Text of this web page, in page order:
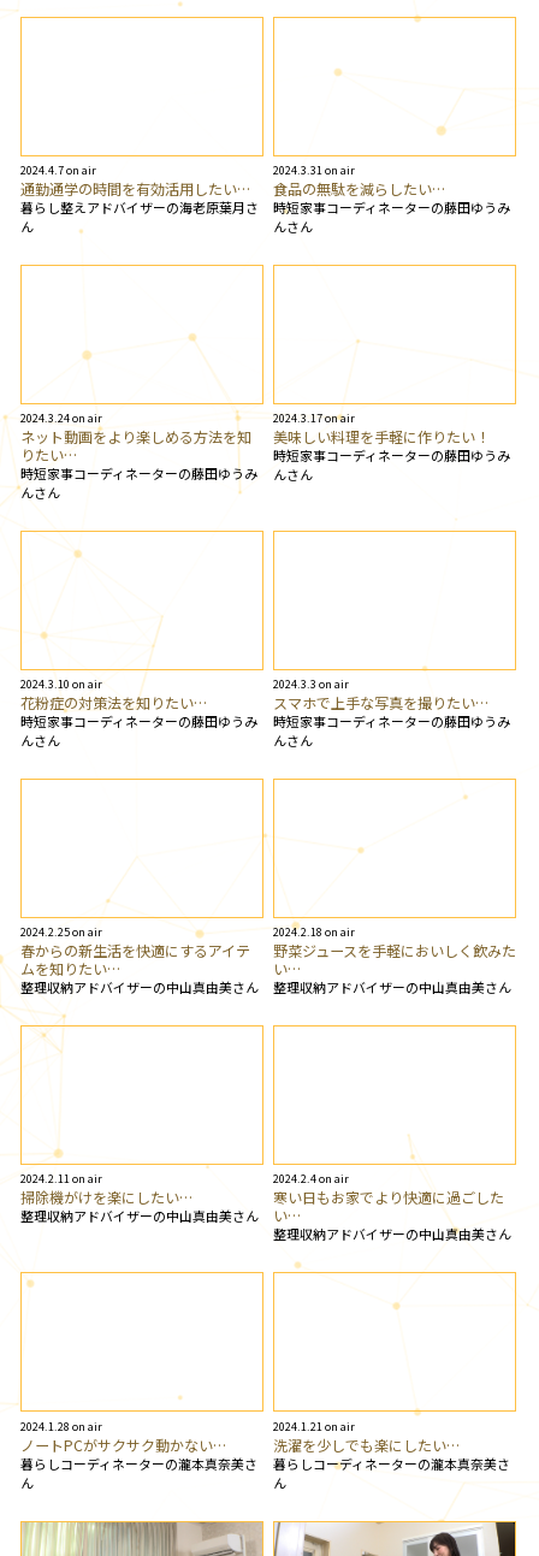
2024.4.7 on air
通勤通学の時間を有効活用したい…
暮らし整えアドバイザーの海老原葉月さ
ん
2024.3.31 on air
食品の無駄を減らしたい…
時短家事コーディネーターの藤田ゆうみ
んさん
2024.3.24 on air
ネット動画をより楽しめる方法を知
りたい…
時短家事コーディネーターの藤田ゆうみ
んさん
2024.3.17 on air
美味しい料理を手軽に作りたい！
時短家事コーディネーターの藤田ゆうみ
んさん
2024.3.10 on air
花粉症の対策法を知りたい…
時短家事コーディネーターの藤田ゆうみ
んさん
2024.3.3 on air
スマホで上手な写真を撮りたい…
時短家事コーディネーターの藤田ゆうみ
んさん
2024.2.25 on air
春からの新生活を快適にするアイテ
ムを知りたい…
整理収納アドバイザーの中山真由美さん
2024.2.18 on air
野菜ジュースを手軽においしく飲みた
い…
整理収納アドバイザーの中山真由美さん
2024.2.11 on air
掃除機がけを楽にしたい…
整理収納アドバイザーの中山真由美さん
2024.2.4 on air
寒い日もお家でより快適に過ごした
い…
整理収納アドバイザーの中山真由美さん
2024.1.28 on air
ノートPCがサクサク動かない…
暮らしコーディネーターの瀧本真奈美さ
ん
2024.1.21 on air
洗濯を少しでも楽にしたい…
暮らしコーディネーターの瀧本真奈美さ
ん